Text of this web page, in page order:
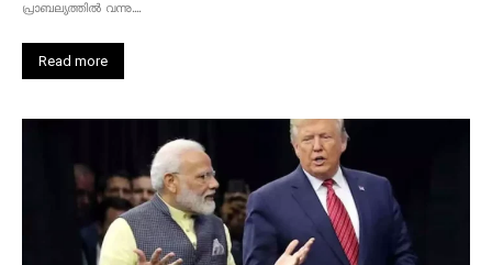
പ്രാബല്യത്തിൽ വന്നു....
Read more